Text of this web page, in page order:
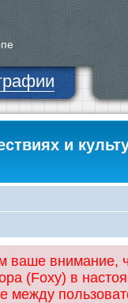
и
ваше внимание,
(Foxy) в
между